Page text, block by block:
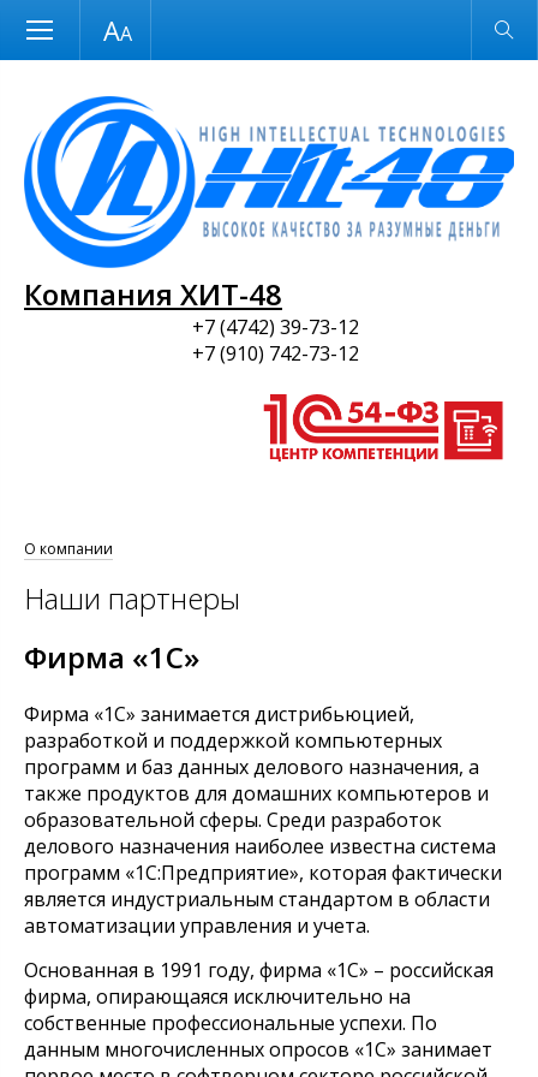
Размер шрифта Обычная версия
Компания ХИТ-48
+7 (4742) 39-73-12
+7 (910) 742-73-12
О компании
Наши партнеры
Фирма «1С»
Фирма «1С» занимается дистрибьюцией,
разработкой и поддержкой компьютерных
программ и баз данных делового назначения, а
также продуктов для домашних компьютеров и
образовательной сферы. Среди разработок
делового назначения наиболее известна система
программ «1С:Предприятие», которая фактически
является индустриальным стандартом в области
автоматизации управления и учета.
Основанная в 1991 году, фирма «1С» – российская
фирма, опирающаяся исключительно на
собственные профессиональные успехи. По
данным многочисленных опросов «1С» занимает